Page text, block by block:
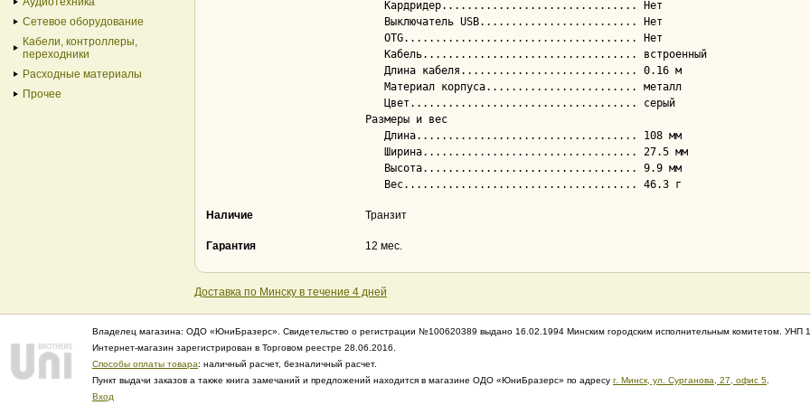
Размеры и вес
Наличие Транзит
Гарантия 12 мес.
Доставка по Минску в течение 4 дней
Сетевое оборудование
Кабели, контроллеры,
переходники
Расходные материалы
Прочее
Владелец магазина: ОДО «ЮниБразерс». Свидетельство о регистрации №100620389 выдано 16.02.1994 Минским городским исполнительным комитетом. УНП
Интернет-магазин зарегистрирован в Торговом реестре 28.06.2016.
Способы оплаты товара: наличный расчет, безналичный расчет.
Пункт выдачи заказов а также книга замечаний и предложений находится в магазине ОДО «ЮниБразерс» по адресу г. Минск, ул. Сурганова, 27, офис 5
Вход